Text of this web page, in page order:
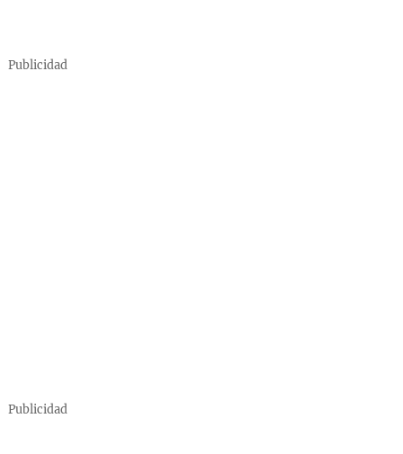
Publicidad
Publicidad